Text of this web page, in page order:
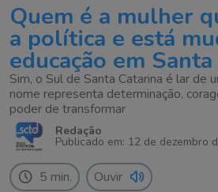
Quem é a mulher
a política e está
educação em
Sim, o Sul de Santa Catarina é lar de
nome representa determinação,
poder de transformar
Redação
Publicado em: 12 de dezembro
5 min. Ouvir